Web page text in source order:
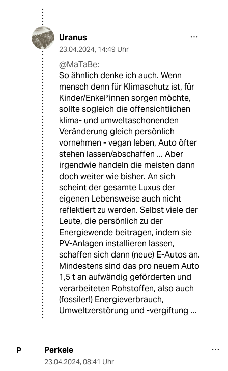
Uranus
23.04.2024, 14:49 Uhr
@MaTaBe:
So ähnlich denke ich auch. Wenn
mensch denn für Klimaschutz ist, für
Kinder/Enkel*innen sorgen möchte,
sollte sogleich die offensichtlichen
klima- und umweltaschonenden
Veränderung gleich persönlich
vornehmen - vegan leben, Auto öfter
stehen lassen/abschaffen ... Aber
irgendwie handeln die meisten dann
doch weiter wie bisher. An sich
scheint der gesamte Luxus der
eigenen Lebensweise auch nicht
reflektiert zu werden. Selbst viele der
Leute, die persönlich zu der
Energiewende beitragen, indem sie
PV-Anlagen installieren lassen,
schaffen sich dann (neue) E-Autos an.
Mindestens sind das pro neuem Auto
1,5 t an aufwändig geförderten und
verarbeiteten Rohstoffen, also auch
(fossiler!) Energieverbrauch,
Umweltzerstörung und -vergiftung ...
P Perkele
23.04.2024, 08:41 Uhr